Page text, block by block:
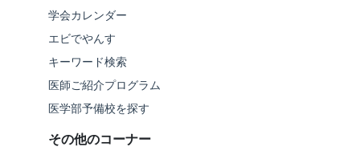
学会カレンダー
エビでやんす
キーワード検索
医師ご紹介プログラム
医学部予備校を探す
その他のコーナー